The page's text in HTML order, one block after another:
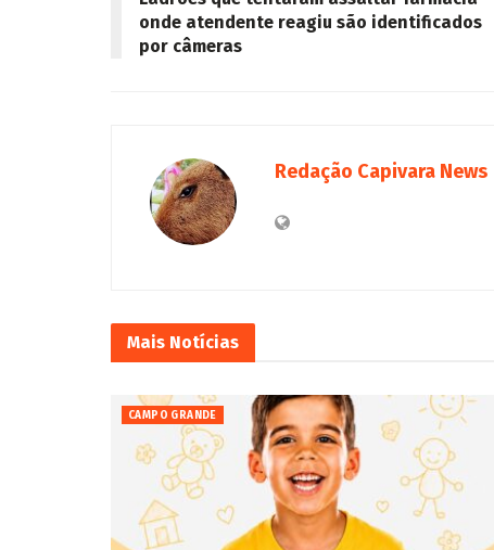
onde atendente reagiu são identificados
por câmeras
Redação Capivara News
Mais Notícias
CAMPO GRANDE